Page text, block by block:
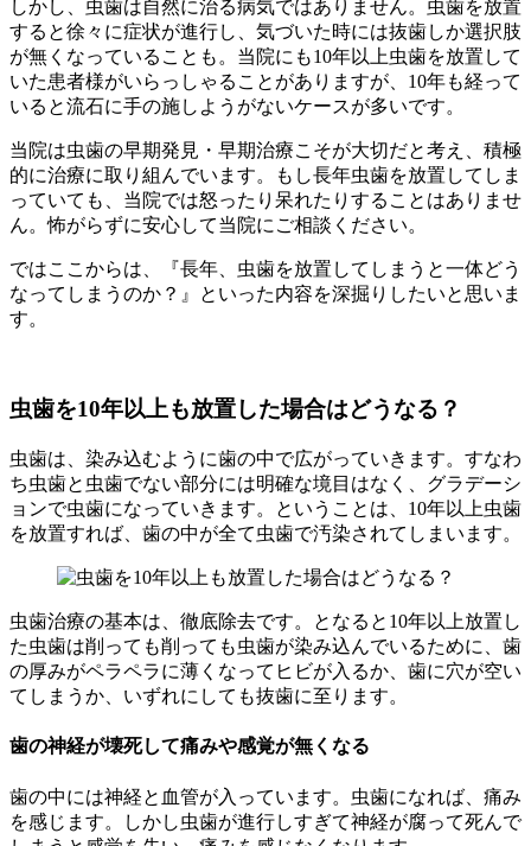
しかし、虫歯は自然に治る病気ではありません。虫歯を放置
すると徐々に症状が進行し、気づいた時には抜歯しか選択肢
が無くなっていることも。当院にも10年以上虫歯を放置して
いた患者様がいらっしゃることがありますが、10年も経って
いると流石に手の施しようがないケースが多いです。
当院は虫歯の早期発見・早期治療こそが大切だと考え、積極
的に治療に取り組んでいます。もし長年虫歯を放置してしま
っていても、当院では怒ったり呆れたりすることはありませ
ん。怖がらずに安心して当院にご相談ください。
ではここからは、『長年、虫歯を放置してしまうと一体どう
なってしまうのか？』といった内容を深掘りしたいと思いま
す。
虫歯を10年以上も放置した場合はどうなる？
虫歯は、染み込むように歯の中で広がっていきます。すなわ
ち虫歯と虫歯でない部分には明確な境目はなく、グラデーシ
ョンで虫歯になっていきます。ということは、10年以上虫歯
を放置すれば、歯の中が全て虫歯で汚染されてしまいます。
虫歯治療の基本は、徹底除去です。となると10年以上放置し
た虫歯は削っても削っても虫歯が染み込んでいるために、歯
の厚みがペラペラに薄くなってヒビが入るか、歯に穴が空い
てしまうか、いずれにしても抜歯に至ります。
歯の神経が壊死して痛みや感覚が無くなる
歯の中には神経と血管が入っています。虫歯になれば、痛み
を感じます。しかし虫歯が進行しすぎて神経が腐って死んで